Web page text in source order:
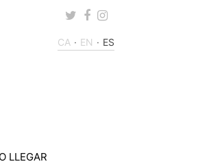
Twitter
Facebook
Instagram
CA EN ES
LLEGAR